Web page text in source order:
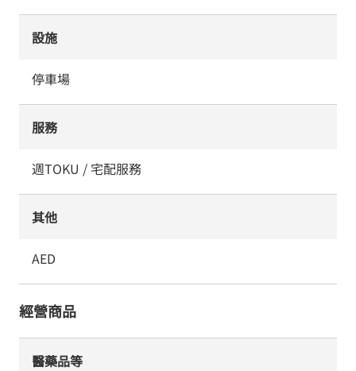
設施
停車場
服務
週TOKU / 宅配服務
其他
AED
經營商品
醫藥品等